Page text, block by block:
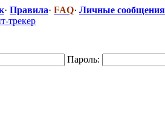
· Правила· FAQ· Личные сообщения
Пароль: